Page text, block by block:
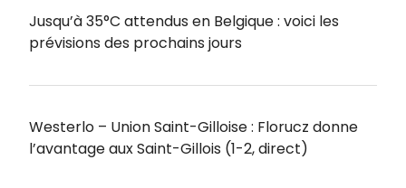
Jusqu’à 35°C attendus en Belgique : voici les
prévisions des prochains jours
Westerlo – Union Saint-Gilloise : Florucz donne
l’avantage aux Saint-Gillois (1-2, direct)